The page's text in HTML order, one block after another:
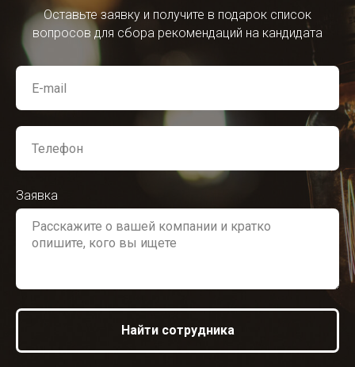
Оставьте заявку и получите в подарок список
вопросов для сбора рекомендаций на кандидата
Заявка
Найти сотрудника